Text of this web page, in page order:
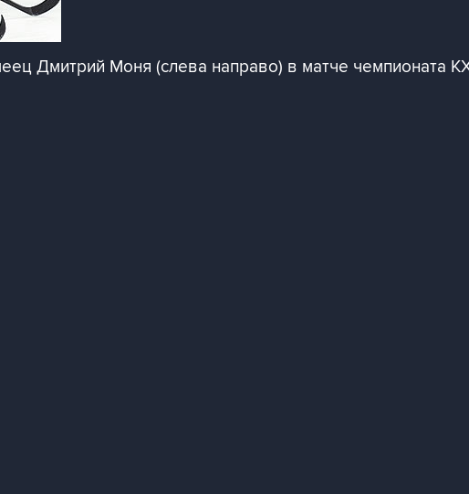
Дмитрий Моня (слева направо) в матче чемпионата